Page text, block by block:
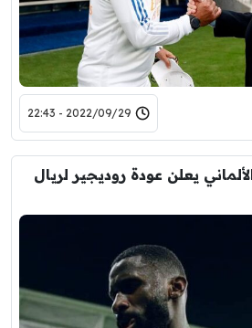
2022/09/29 - 22:43
يعلن عودة روديجير لريال